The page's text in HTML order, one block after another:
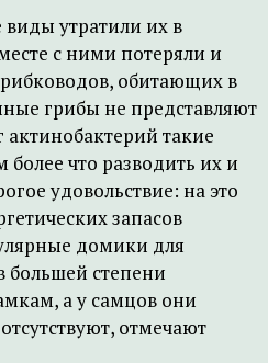
утратили их в
с ними потеряли и
обитающих в
грибы не представляют
актинобактерий такие
более что разводить их и
удовольствие: на это
запасов
домики для
большей степени
а у самцов они
отмечают